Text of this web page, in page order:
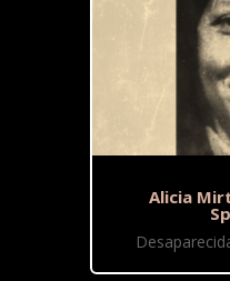
Alicia